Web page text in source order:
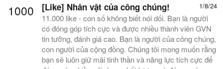
1000 1/8/24
[Like] Nhân vật của công chúng!
11.000 like - con số không biết nói dối. Bạn là người
có đóng góp tích cực và được nhiều thành viên GVN
tin tưởng, đánh giá cao. Bạn là người của công chúng,
con người của cộng đồng. Chúng tôi mong muốn rằng
bạn sẽ luôn giữ mãi tinh thần và năng lực tích cực để